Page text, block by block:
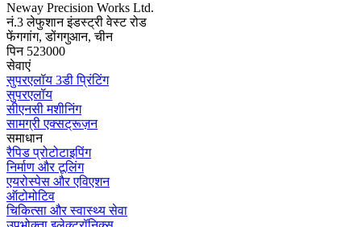
Neway Precision Works Ltd.
नं.3 लेफुशान इंडस्ट्री वेस्ट रोड
फेंगगांग, डोंगगुआन, चीन
पिन 523000
सेवाएं
सुपरएलॉय 3डी प्रिंटिंग
सुपरएलॉय
सीएनसी मशीनिंग
सामग्री एक्सट्रूज़न
समाधान
रैपिड प्रोटोटाइपिंग
निर्माण और टूलिंग
एयरोस्पेस और एविएशन
ऑटोमोटिव
चिकित्सा और स्वास्थ्य सेवा